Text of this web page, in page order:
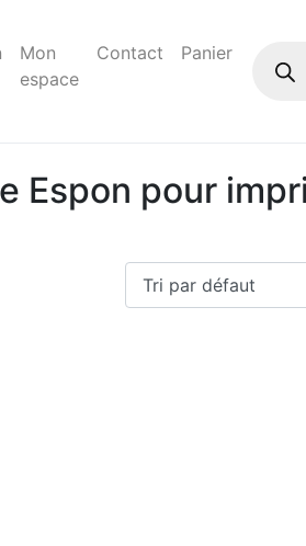
Mon
espace
Contact
Panier
Espon pour